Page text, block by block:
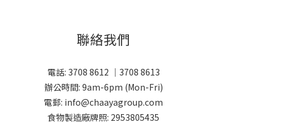
聯絡我們
電話: 3708 8612 ｜3708 8613
辦公時間: 9am-6pm (Mon-Fri)
電郵: info@chaayagroup.com
食物製造廠牌照: 2953805435